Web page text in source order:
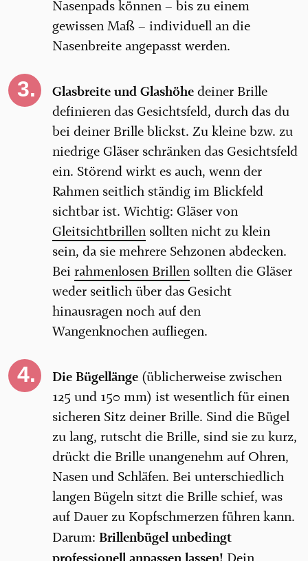
Nasenpads können – bis zu einem
gewissen Maß – individuell an die
Nasenbreite angepasst werden.
Glasbreite und Glashöhe deiner Brille
definieren das Gesichtsfeld, durch das du
bei deiner Brille blickst. Zu kleine bzw. zu
niedrige Gläser schränken das Gesichtsfeld
ein. Störend wirkt es auch, wenn der
Rahmen seitlich ständig im Blickfeld
sichtbar ist. Wichtig: Gläser von
Gleitsichtbrillen sollten nicht zu klein
sein, da sie mehrere Sehzonen abdecken.
Bei rahmenlosen Brillen sollten die Gläser
weder seitlich über das Gesicht
hinausragen noch auf den
Wangenknochen aufliegen.
Die Bügellänge (üblicherweise zwischen
125 und 150 mm) ist wesentlich für einen
sicheren Sitz deiner Brille. Sind die Bügel
zu lang, rutscht die Brille, sind sie zu kurz,
drückt die Brille unangenehm auf Ohren,
Nasen und Schläfen. Bei unterschiedlich
langen Bügeln sitzt die Brille schief, was
auf Dauer zu Kopfschmerzen führen kann.
Darum: Brillenbügel unbedingt